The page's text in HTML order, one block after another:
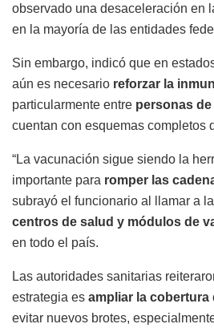
observado una desaceleración en
en la mayoría de las entidades
Sin embargo, indicó que en
aún es necesario reforzar la
particularmente entre personas de
cuentan con esquemas completos
“La vacunación sigue siendo la
importante para romper las
subrayó el funcionario al llamar a
centros de salud y módulos de
en todo el país.
Las autoridades sanitarias
estrategia es ampliar la cobertura
evitar nuevos brotes,